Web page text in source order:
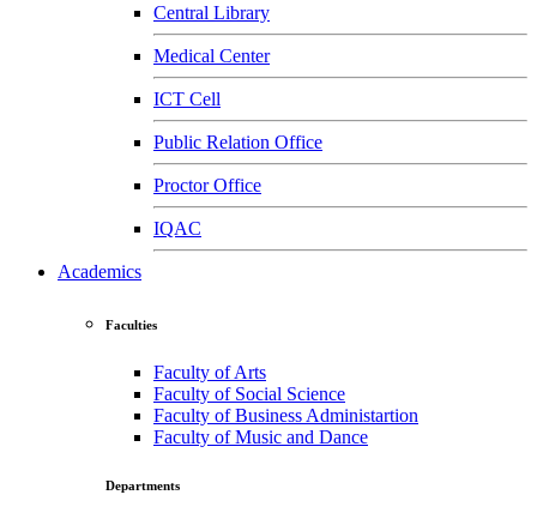
Central Library
Medical Center
ICT Cell
Public Relation Office
Proctor Office
IQAC
Academics
Faculties
Faculty of Arts
Faculty of Social Science
Faculty of Business Administartion
Faculty of Music and Dance
Departments